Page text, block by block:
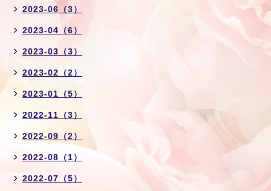
2023-06（3）
2023-04（6）
2023-03（3）
2023-02（2）
2023-01（5）
2022-11（3）
2022-09（2）
2022-08（1）
2022-07（5）